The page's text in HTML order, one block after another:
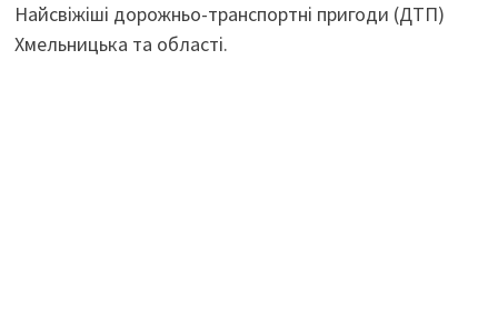
Найсвіжіші дорожньо-транспортні пригоди (ДТП)
Хмельницька та області.